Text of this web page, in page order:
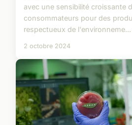
avec une sensibilité croissante
consommateurs pour des
respectueux de l'environneme...
2 octobre 2024